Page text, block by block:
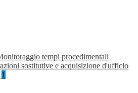
tempi procedimentali
sostitutive e acquisizione d'ufficio
1